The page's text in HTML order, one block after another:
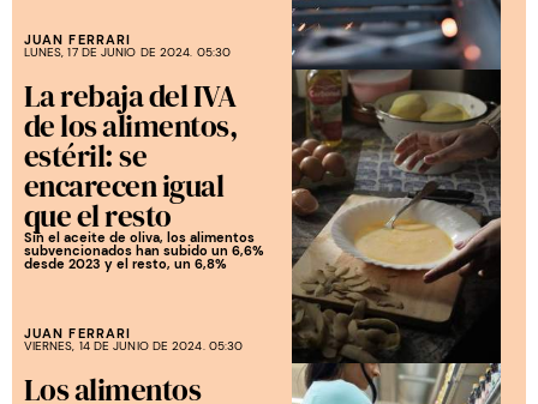
JUAN FERRARI
LUNES, 17 DE JUNIO DE 2024. 05:30
La rebaja del IVA
de los alimentos,
estéril: se
encarecen igual
que el resto
Sin el aceite de oliva, los alimentos
subvencionados han subido un 6,6%
desde 2023 y el resto, un 6,8%
JUAN FERRARI
VIERNES, 14 DE JUNIO DE 2024. 05:30
Los alimentos